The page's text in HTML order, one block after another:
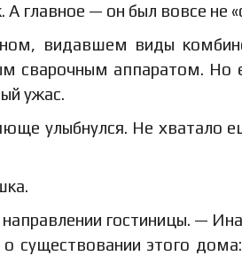
главное — он был вовсе не
видавшем виды
сварочным аппаратом. Но
ужас.
улыбнулся. Не хватало
гостиницы. —
существовании этого